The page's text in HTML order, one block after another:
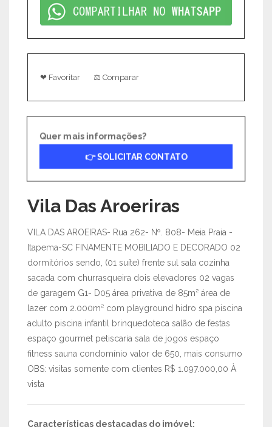
❤ Favoritar ⚖ Comparar
Quer mais informações?
👉 SOLICITAR CONTATO
Vila Das Aroeriras
VILA DAS AROEIRAS- Rua 262- Nº. 808- Meia Praia -
Itapema-SC FINAMENTE MOBILIADO E DECORADO 02
dormitórios sendo, (01 suíte) frente sul sala cozinha
sacada com churrasqueira dois elevadores 02 vagas
de garagem G1- D05 área privativa de 85m² área de
lazer com 2.000m² com playground hidro spa piscina
adulto piscina infantil brinquedoteca salão de festas
espaço gourmet petiscaria sala de jogos espaço
fitness sauna condomínio valor de 650, mais consumo
OBS: visitas somente com clientes R$ 1.097.000,00 À
vista
Características destacadas do imóvel: